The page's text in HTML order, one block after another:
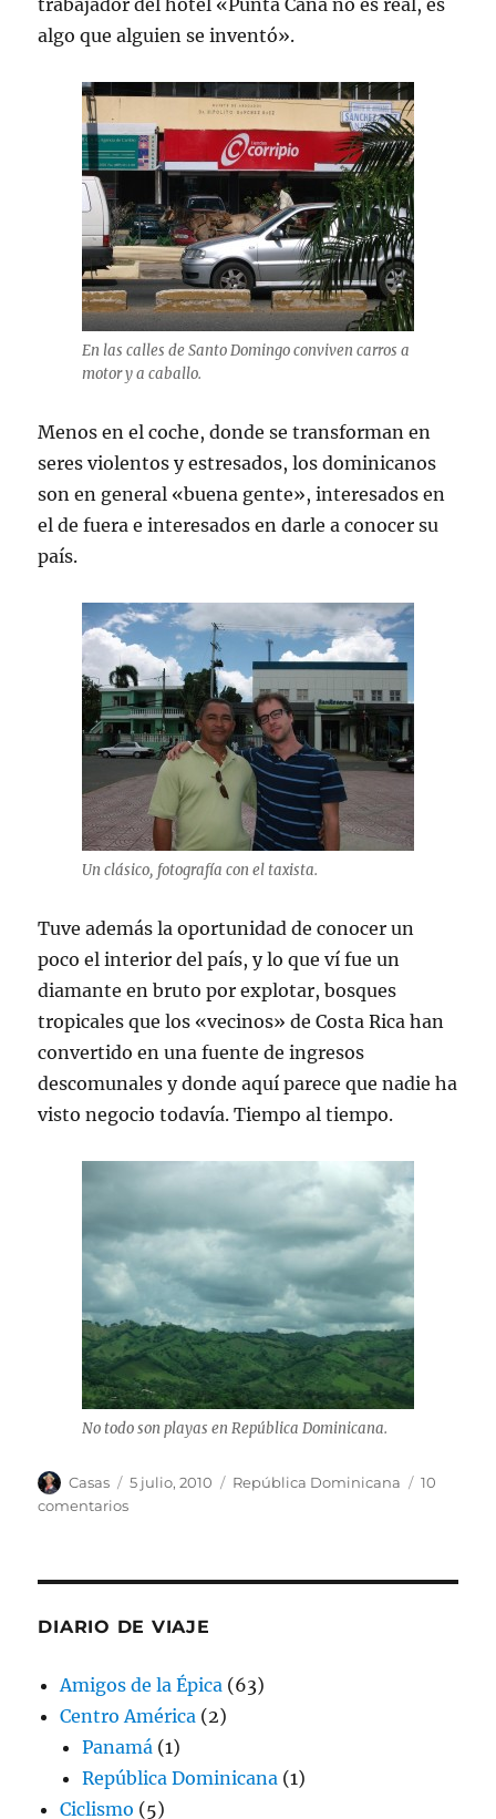
trabajador del hotel «Punta Cana no es real, es
algo que alguien se inventó».
En las calles de Santo Domingo conviven carros a
motor y a caballo.
Menos en el coche, donde se transforman en
seres violentos y estresados, los dominicanos
son en general «buena gente», interesados en
el de fuera e interesados en darle a conocer su
país.
Un clásico, fotografía con el taxista.
Tuve además la oportunidad de conocer un
poco el interior del país, y lo que ví fue un
diamante en bruto por explotar, bosques
tropicales que los «vecinos» de Costa Rica han
convertido en una fuente de ingresos
descomunales y donde aquí parece que nadie ha
visto negocio todavía. Tiempo al tiempo.
No todo son playas en República Dominicana.
Autor
Casas
Publicado
5 julio, 2010 Categorías
República Dominicana
10
comentariosen
Amol
DIARIO DE VIAJE
Amigos de la Épica (63)
Centro América (2)
Panamá (1)
República Dominicana (1)
Ciclismo (5)